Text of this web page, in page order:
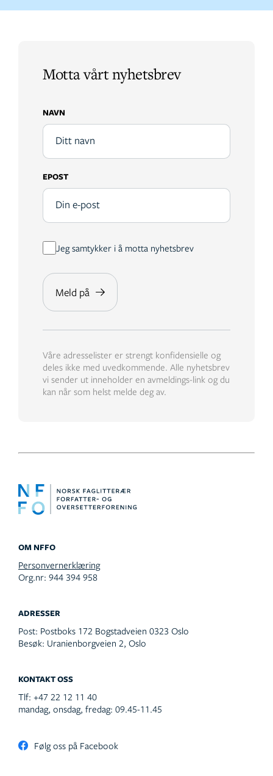
OM NFFO
Personvernerklæring
Org.nr: 944 394 958
ADRESSER
Post: Postboks 172 Bogstadveien 0323 Oslo
Besøk: Uranienborgveien 2, Oslo
KONTAKT OSS
Tlf: +47 22 12 11 40
mandag, onsdag, fredag: 09.45-11.45
Følg oss på Facebook
Motta vårt nyhetsbrev
NAVN
EPOST
Jeg samtykker i å motta nyhetsbrev
Våre adresselister er strengt konfidensielle og
deles ikke med uvedkommende. Alle nyhetsbrev
vi sender ut inneholder en avmeldings-link og du
kan når som helst melde deg av.